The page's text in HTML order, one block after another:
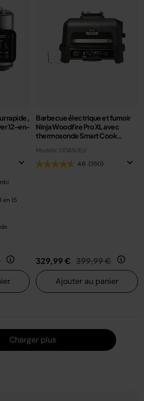
rapide,
12-en-
en 15
de
au
Barbecue électrique et fumoir
Ninja Woodfire Pro XL avec
thermosonde Smart Cook
Modèle: OG850EU
4.6 (350)
329,99 € Prix réduit de
399,99 € au
Ajouter au panier
Charger plus